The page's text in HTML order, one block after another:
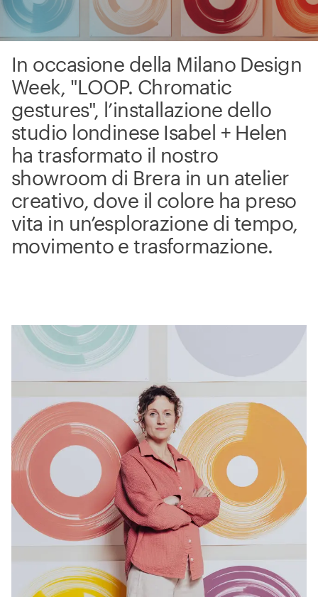
In occasione della Milano Design
Week, "LOOP. Chromatic
gestures", l’installazione dello
studio londinese Isabel + Helen
ha trasformato il nostro
showroom di Brera in un atelier
creativo, dove il colore ha preso
vita in un’esplorazione di tempo,
movimento e trasformazione.